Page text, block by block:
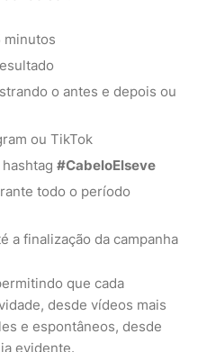
minutos
o antes e depois ou
ou TikTok
#CabeloElseve
todo o período
a finalização da campanha
que cada
desde vídeos mais
e espontâneos, desde
evidente.